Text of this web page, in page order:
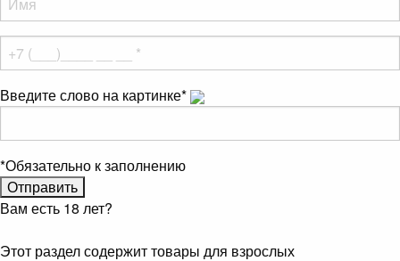
Введите слово на картинке*
*Обязательно к заполнению
Вам есть 18 лет?
Этот раздел содержит товары для взрослых